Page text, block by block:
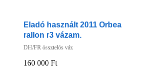
Eladó használt 2011 Orbea
rallon r3 vázam.
DH/FR össztelós váz
160 000 Ft